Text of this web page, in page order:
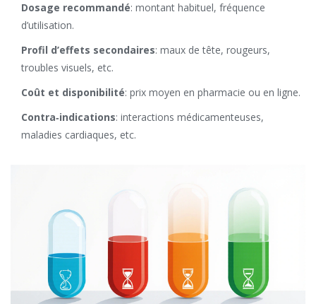
Dosage recommandé: montant habituel, fréquence
d’utilisation.
Profil d’effets secondaires: maux de tête, rougeurs,
troubles visuels, etc.
Coût et disponibilité: prix moyen en pharmacie ou en ligne.
Contra‑indications: interactions médicamenteuses,
maladies cardiaques, etc.